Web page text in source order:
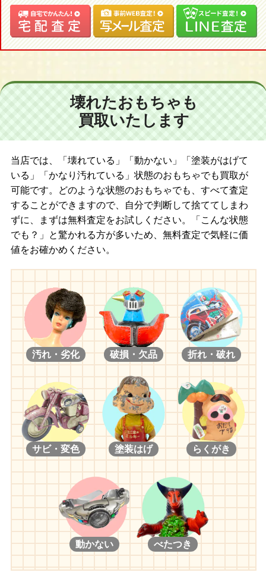
壊れたおもちゃも
買取いたします
当店では、「壊れている」「動かない」「塗装がはげて
いる」「かなり汚れている」状態のおもちゃでも買取が
可能です。どのような状態のおもちゃでも、すべて査定
することができますので、自分で判断して捨ててしまわ
ずに、まずは無料査定をお試しください。「こんな状態
でも？」と驚かれる方が多いため、無料査定で気軽に価
値をお確かめください。
汚れ・劣化 破損・欠品 折れ・破れ
サビ・変色 塗装はげ らくがき
動かない べたつき